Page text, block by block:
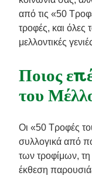
από τις «50
τροφές, και όλες
μελλοντικές
Ποιος
του
Οι «50 Τροφές
συλλογικά από
των τροφίμων, τη
έκθεση